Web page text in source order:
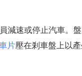
減速或停止汽車。
片壓在剎車盤上以